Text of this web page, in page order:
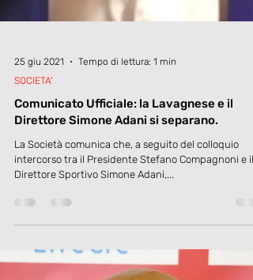
25 giu 2021
SOCIETA'
Comunicato Ufficiale: la Lavagnese e il
Direttore Simone Adani si separano.